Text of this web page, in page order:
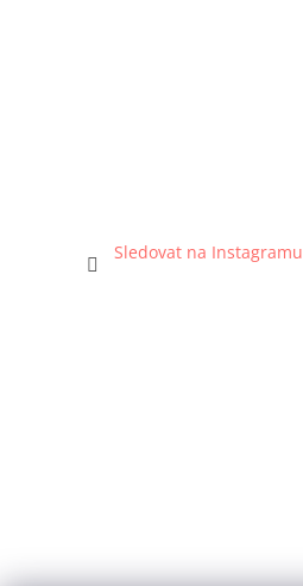
Sledovat na Instagramu